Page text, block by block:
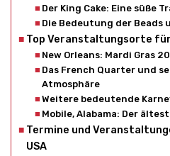
Der King Cake: Eine süße
Die Bedeutung der Beads
Top Veranstaltungsorte für
New Orleans: Mardi Gras
Das French Quarter und
Atmosphäre
Weitere bedeutende
Mobile, Alabama: Der
Termine und
USA